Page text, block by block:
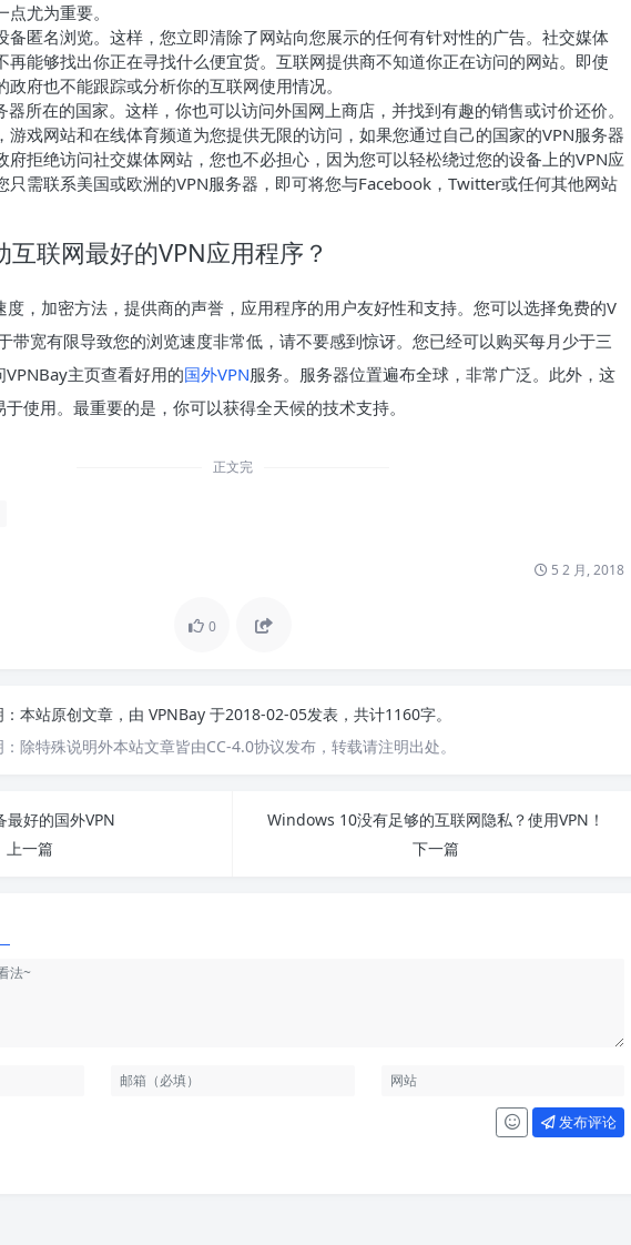
尤为重要。
备匿名浏览。这样，您立即清除了网站向您展示的任何有针对性的广告。社交媒体
再能够找出你正在寻找什么便宜货。互联网提供商不知道你正在访问的网站。即使
政府也不能跟踪或分析你的互联网使用情况。
器所在的国家。这样，你也可以访问外国网上商店，并找到有趣的销售或讨价还价。
游戏网站和在线体育频道为您提供无限的访问，如果您通过自己的国家的VPN服务器
府拒绝访问社交媒体网站，您也不必担心，因为您可以轻松绕过您的设备上的VPN应
只需联系美国或欧洲的VPN服务器，即可将您与Facebook，Twitter或任何其他网站
联网最好的VPN应用程序？
度，加密方法，提供商的声誉，应用程序的用户友好性和支持。您可以选择免费的V
带宽有限导致您的浏览速度非常低，请不要感到惊讶。您已经可以购买每月少于三
主页查看好用的国外VPN服务。服务器位置遍布全球，非常广泛。此外，这
于使用。最重要的是，你可以获得全天候的技术支持。
正文完
5 2 月, 2018
0
本站原创文章，由 VPNBay 于2018-02-05发表，共计1160字。
除特殊说明外本站文章皆由CC-4.0协议发布，转载请注明出处。
最好的国外VPN
上一篇
Windows 10没有足够的互联网隐私？使用VPN！
下一篇
发布评论